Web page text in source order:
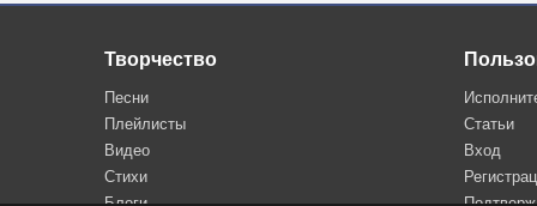
Творчество
Песни
Плейлисты
Видео
Стихи
Статьи
Вход